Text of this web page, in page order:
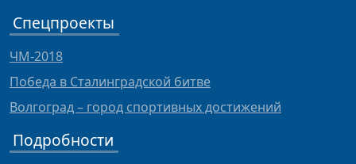
Спецпроекты
ЧМ-2018
Победа в Сталинградской битве
Волгоград – город спортивных достижений
Подробности